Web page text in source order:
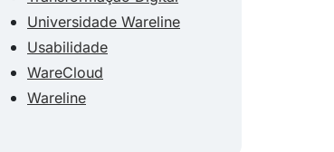
Universidade Wareline
Usabilidade
WareCloud
Wareline